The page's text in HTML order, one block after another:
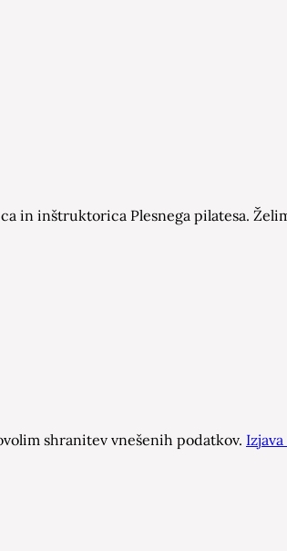
in inštruktorica Plesnega pilatesa.
shranitev vnešenih podatkov.